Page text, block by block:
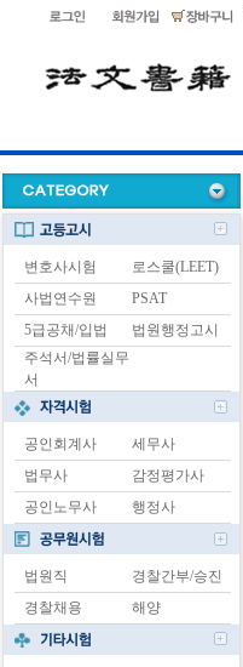
변호사시험
로스쿨(LEET)
사법연수원
PSAT
5급공채/입법
법원행정고시
주석서/법률실무
서
공인회계사
세무사
법무사
감정평가사
공인노무사
행정사
법원직
경찰간부/승진
경찰채용
해양